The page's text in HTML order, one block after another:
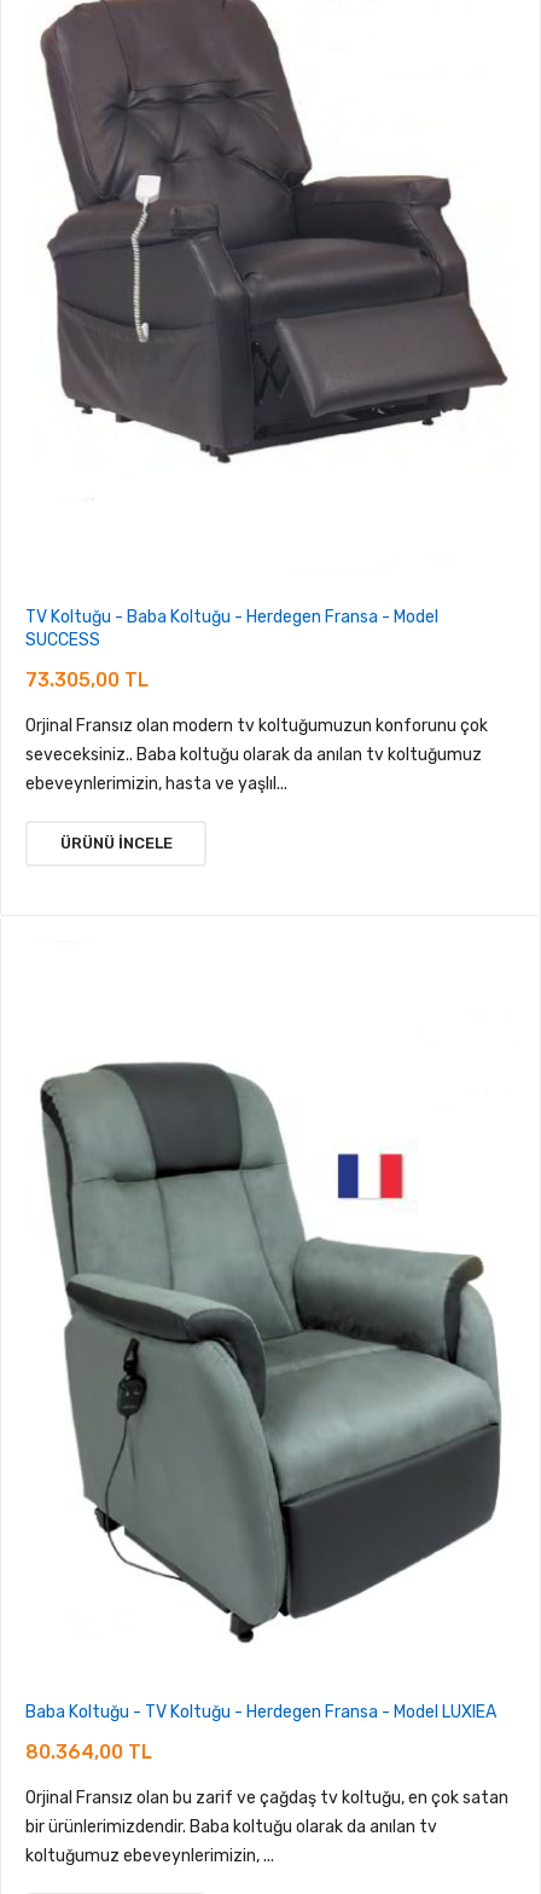
Baba Koltuğu - TV Koltuğu - Herdegen Fransa - Model LUXIEA
80.364,00 TL
Orjinal Fransız olan bu zarif ve çağdaş tv koltuğu, en çok satan
bir ürünlerimizdendir. Baba koltuğu olarak da anılan tv
koltuğumuz ebeveynlerimizin, ...
TV Koltuğu - Baba Koltuğu - Herdegen Fransa - Model
SUCCESS
73.305,00 TL
Orjinal Fransız olan modern tv koltuğumuzun konforunu çok
seveceksiniz.. Baba koltuğu olarak da anılan tv koltuğumuz
ebeveynlerimizin, hasta ve yaşlıl...
ÜRÜNÜ İNCELE